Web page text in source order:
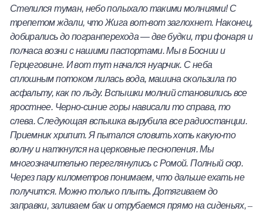
Стелился туман, небо полыхало такими молниями! С
трепетом ждали, что Жига вот-вот заглохнет. Наконец,
добирались до погранперехода — две будки, три фонаря и
полчаса возни с нашими паспортами. Мы в Боснии и
Герцеговине. И вот тут начался нуарчик. С неба
сплошным потоком лилась вода, машина скользила по
асфальту, как по льду. Вспышки молний становились все
яростнее. Черно-синие горы нависали то справа, то
слева. Следующая вспышка вырубила все радиостанции.
Приемник хрипит. Я пытался словить хоть какую-то
волну и наткнулся на церковные песнопения. Мы
многозначительно переглянулись с Ромой. Полный сюр.
Через пару километров понимаем, что дальше ехать не
получится. Можно только плыть. Дотягиваем до
заправки, заливаем бак и отрубаемся прямо на сиденьях,–